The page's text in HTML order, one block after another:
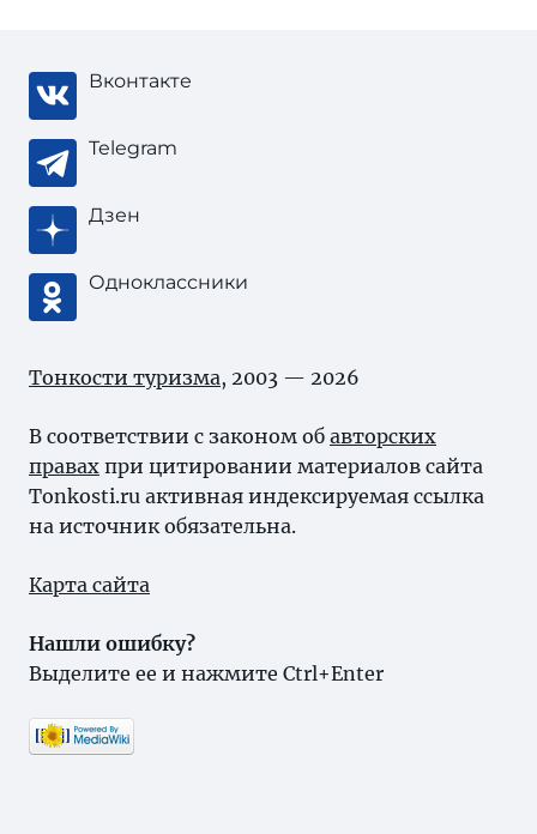
Вконтакте
Telegram
Дзен
Одноклассники
Тонкости туризма, 2003 — 2026
В соответствии с законом об авторских
правах при цитировании материалов сайта
Tonkosti.ru активная индексируемая ссылка
на источник обязательна.
Карта сайта
Нашли ошибку?
Выделите ее и нажмите Ctrl+Enter